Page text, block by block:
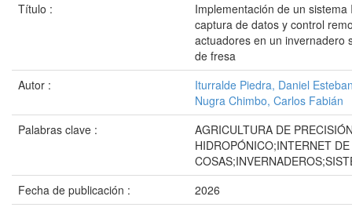
Título :
Implementación de un sistema
captura de datos y control
actuadores en un invernadero
de fresa
Autor :
Iturralde Piedra, Daniel
Nugra Chimbo, Carlos Fabián
Palabras clave :
AGRICULTURA DE
HIDROPÓNICO;INTERNET
Fecha de publicación :
2026